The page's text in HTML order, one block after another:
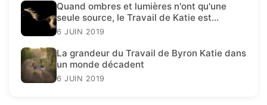
Quand ombres et lumières n'ont qu'une
seule source, le Travail de Katie est
présent.
6 JUIN 2019
La grandeur du Travail de Byron Katie dans
un monde décadent
6 JUIN 2019